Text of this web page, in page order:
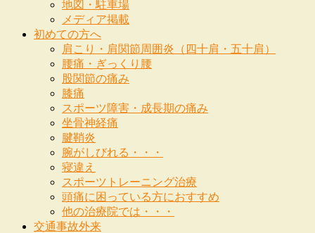
地図・駐車場
メディア掲載
初めての方へ
肩こり・肩関節周囲炎（四十肩・五十肩）
腰痛・ぎっくり腰
股関節の痛み
膝痛
スポーツ障害・成長期の痛み
坐骨神経痛
腱鞘炎
腕がしびれる・・・
寝違え
スポーツトレーニング治療
頭痛に困っている方におすすめ
他の治療院では・・・
交通事故外来